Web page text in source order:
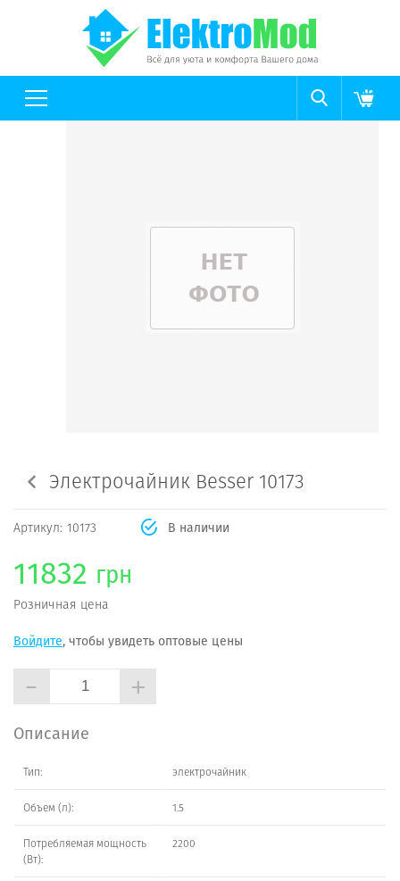
Электрочайник Besser 10173
Артикул: 10173 В наличии
11832 грн
Розничная цена
Войдите, чтобы увидеть оптовые цены
- +
Описание
Тип: электрочайник
Объем (л): 1.5
Потребляемая мощность
(Вт):
2200